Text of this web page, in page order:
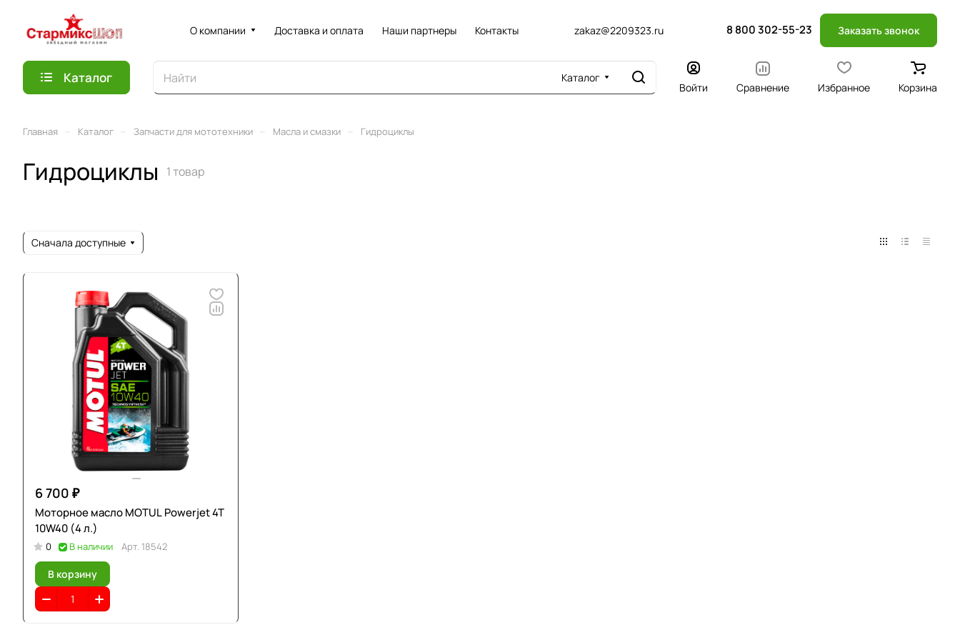
О компании Доставка и оплата Наши партнеры Контакты zakaz@2209323.ru 8 800 302-55-23 Заказать звонок
Каталог Каталог
Войти Сравнение Избранное Корзина
Главная Каталог Запчасти для мототехники Масла и смазки Гидроциклы
Гидроциклы 1 товар
Сначала доступные
6 700 ₽
Моторное масло MOTUL Powerjet 4T
10W40 (4 л.)
0 В наличии Арт. 18542
В корзину